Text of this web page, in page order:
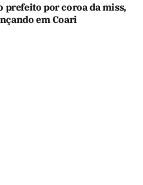
prefeito por coroa da miss,
em Coari